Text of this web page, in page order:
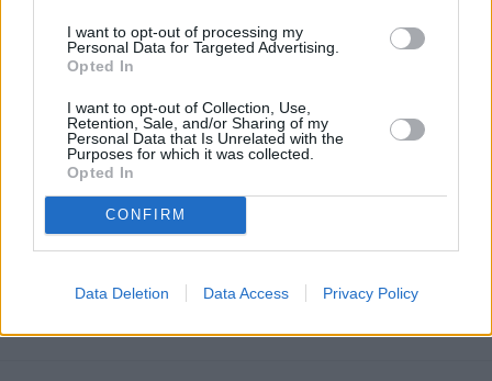
I want to opt-out of processing my
Personal Data for Targeted Advertising.
Opted In
I want to opt-out of Collection, Use,
Retention, Sale, and/or Sharing of my
Personal Data that Is Unrelated with the
Purposes for which it was collected.
Opted In
CONFIRM
Data Deletion Data Access Privacy Policy
General Manager di Webuild, ha espresso grande “orgoglio per
aver contribuito, seppure con gli impegni economicamente ridotti
nome di Webuild a giovani ragazzi che senza Federazione,
senza il Coni, senza il Circolo Canottieri Aniene e la costanza dei
sostenitori come Webuild forse non sarebbero arrivati dove
sono: nella storia. Sono i ragazzi che si impegnano e
rappresentano l’Italia migliore che vuole correre per riagganciare
viva l’Italia che lavora per il futuro”.